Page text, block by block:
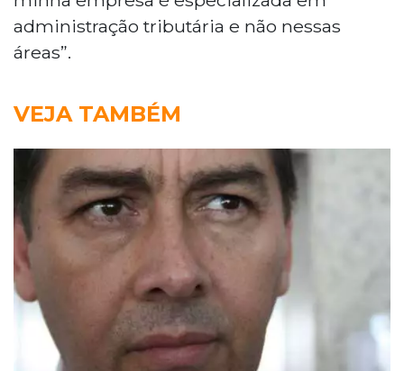
administração tributária e não nessas
áreas”.
VEJA TAMBÉM